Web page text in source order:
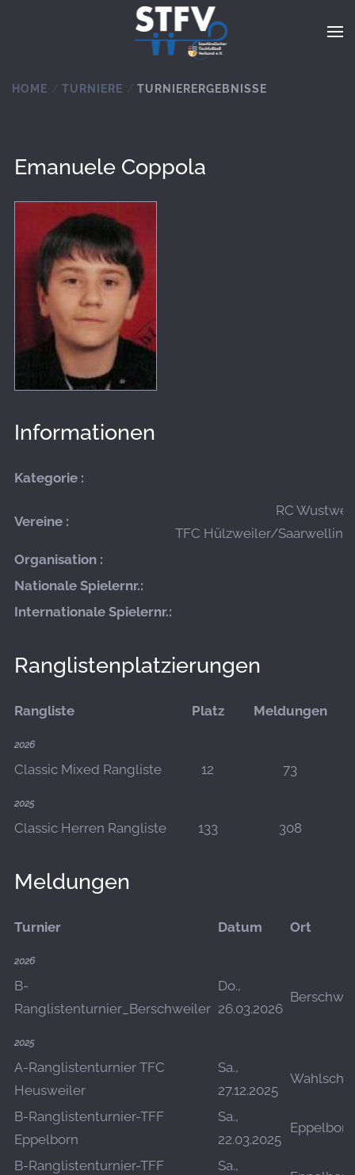
Zum Hauptinhalt springen
HOME TURNIERE TURNIERERGEBNISSE
Emanuele Coppola
Informationen
Kategorie :
Vereine :
RC
TFC Hülzweiler/
Organisation :
Nationale Spielernr.:
Internationale Spielernr.:
Ranglistenplatzierungen
Rangliste Platz Meldungen
2026
Classic Mixed Rangliste 12 73
2025
Classic Herren Rangliste 133 308
Meldungen
Turnier Datum Ort
2026
B-
Ranglistenturnier_Berschweiler
Do.,
26.03.2026
2025
A-Ranglistenturnier TFC
Heusweiler
Sa.,
27.12.2025
B-Ranglistenturnier-TFF
Eppelborn
Sa.,
22.03.2025
Eppelborn
B-Ranglistenturnier-TFF
Sa.,